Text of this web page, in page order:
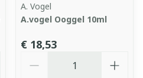
A. Vogel
A.vogel Ooggel 10ml
€ 18,53